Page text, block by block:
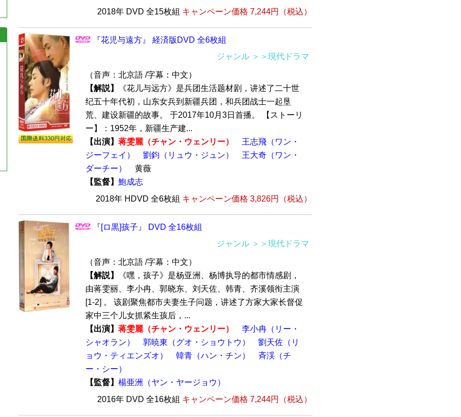
2018年 DVD 全15枚組 キャンペーン価格 7,244円（税込）
『花児与遠方』 経済版DVD 全6枚組
ジャンル ＞＞現代ドラマ
（音声：北京語 /字幕：中文）
【解説】
《花儿与远方》是兵团生活题材剧，讲述了二十世
纪五十年代初，山东女兵到新疆兵团，和兵团战士一起垦
荒、建设新疆的故事。 于2017年10月3日首播。 【ストーリ
ー】：1952年，新疆生产建...
【出演】 蒋雯麗（チャン・ウェンリー）
王志飛（ワン・
ジーフェイ）
劉鈞（リュウ・ジュン）
王大奇（ワン・
ダーチー）
黄薇
【監督】 鮑成志
2018年 HDVD 全6枚組 キャンペーン価格 3,826円（税込）
『[ロ黒]孩子』 DVD 全16枚組
ジャンル ＞＞現代ドラマ
（音声：北京語 /字幕：中文）
【解説】
《嘿，孩子》是杨亚洲、杨博执导的都市情感剧，
由蒋雯丽、李小冉、郭晓东、刘天佐、韩青、齐溪领衔主演
[1-2] 。 该剧聚焦都市夫妻生子问题，讲述了方家大家长督促
家中三个儿女抓紧生孩后，...
【出演】 蒋雯麗（チャン・ウェンリー）
李小冉（リー・
シャオラン）
郭暁東（グオ・ショウトウ）
劉天佐（リ
ョウ・ティエンズオ）
韓青（ハン・チン）
斉渓（チ
ー・シー）
【監督】 楊亜洲（ヤン・ヤージョウ）
2016年 DVD 全16枚組 キャンペーン価格 7,244円（税込）